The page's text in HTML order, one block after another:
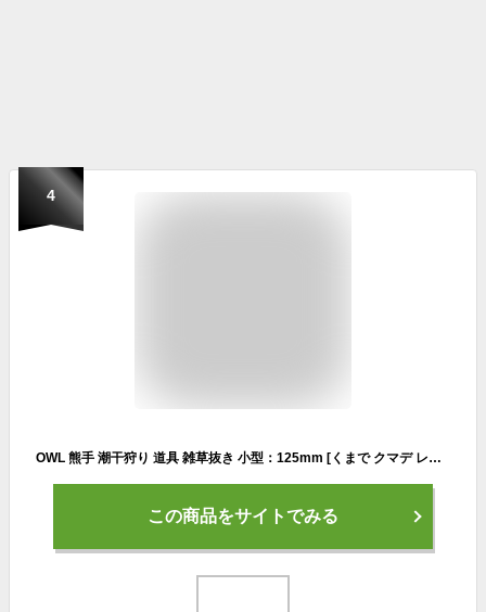
4
OWL 熊手 潮干狩り 道具 雑草抜き 小型：125mm [くまで クマデ レーキ]
この商品をサイトでみる